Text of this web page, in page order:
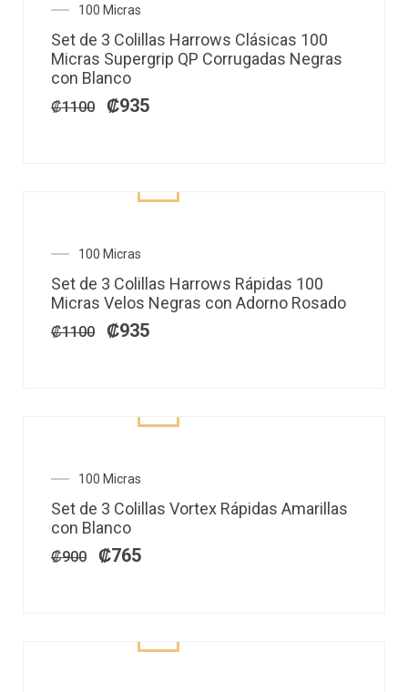
100 Micras
Set de 3 Colillas Harrows Clásicas 100
Micras Supergrip QP Corrugadas Negras
con Blanco
₡1100
El
precio
original
era:
₡1100.
₡935
precio
actual
es:
100 Micras
Set de 3 Colillas Harrows Rápidas 100
Micras Velos Negras con Adorno Rosado
₡1100
El
precio
original
era:
₡1100.
₡935
precio
actual
es:
₡935.
100 Micras
Set de 3 Colillas Vortex Rápidas Amarillas
con Blanco
₡900
El
precio
original
era:
₡900.
₡765
precio
actual
₡765.